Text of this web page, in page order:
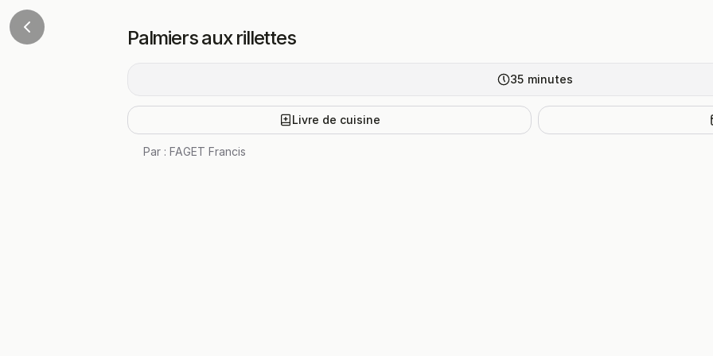
Palmiers aux rillettes
35 minutes
Livre de cuisine
Par : FAGET Francis